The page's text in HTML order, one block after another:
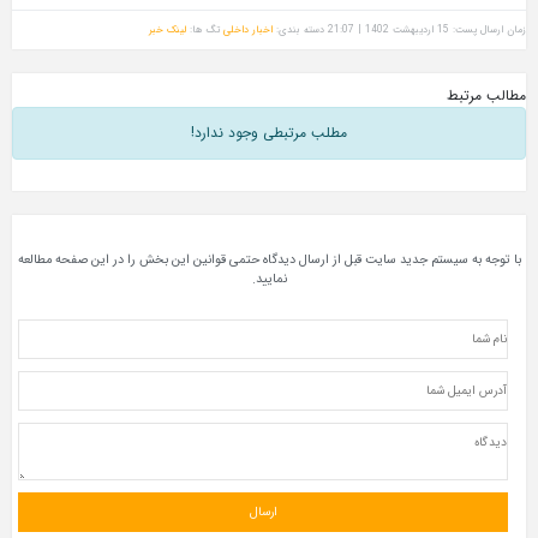
زمان ارسال پست: 15 اردیبهشت 1402 | 21:07 دسته بندی: اخبار داخلی تگ ها: لینک خبر
مطالب مرتبط
مطلب مرتبطی وجود ندارد!
با توجه به سیستم جدید سایت قبل از ارسال دیدگاه حتمی قوانین این بخش را در این صفحه مطالعه
نمایید.